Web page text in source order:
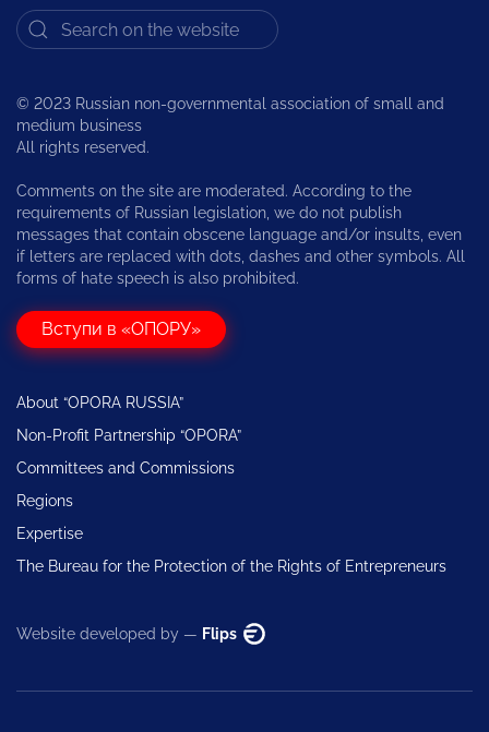
© 2023 Russian non-governmental association of small and
medium business
All rights reserved.
Comments on the site are moderated. According to the
requirements of Russian legislation, we do not publish
messages that contain obscene language and/or insults, even
if letters are replaced with dots, dashes and other symbols. All
forms of hate speech is also prohibited.
Вступи в «ОПОРУ»
About “OPORA RUSSIA”
Non-Profit Partnership “OPORA”
Committees and Commissions
Regions
Expertise
The Bureau for the Protection of the Rights of Entrepreneurs
Website developed by — Flips